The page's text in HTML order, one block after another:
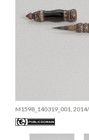
M1598_140319_001,